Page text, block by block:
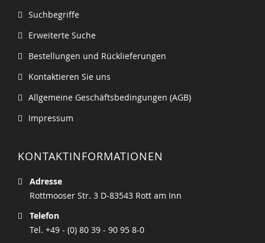
Suchbegriffe
Erweiterte Suche
Bestellungen und Rücklieferungen
Kontaktieren Sie uns
Allgemeine Geschäftsbedingungen (AGB)
Impressum
KONTAKTINFORMATIONEN
Adresse
Rottmooser Str. 3 D-83543 Rott am Inn
Telefon
Tel. +49 - (0) 80 39 - 90 95 8-0